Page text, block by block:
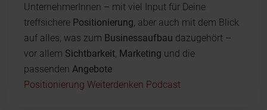
UnternehmerInnen – mit viel Input für Deine
treffsichere Positionierung , aber auch mit dem Blick
auf alles, was zum Businessaufbau dazugehört –
vor allem Sichtbarkeit Marketing und die
passenden Angebote
Positionierung Weiterdenken Podcast